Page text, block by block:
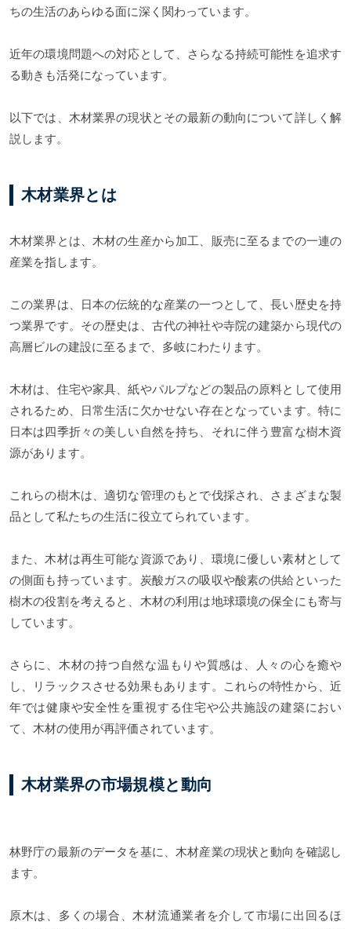
ちの生活のあらゆる面に深く関わっています。
近年の環境問題への対応として、さらなる持続可能性を追求す
る動きも活発になっています。
以下では、木材業界の現状とその最新の動向について詳しく解
説します。
木材業界とは
木材業界とは、木材の生産から加工、販売に至るまでの一連の
産業を指します。
この業界は、日本の伝統的な産業の一つとして、長い歴史を持
つ業界です。その歴史は、古代の神社や寺院の建築から現代の
高層ビルの建設に至るまで、多岐にわたります。
木材は、住宅や家具、紙やパルプなどの製品の原料として使用
されるため、日常生活に欠かせない存在となっています。特に
日本は四季折々の美しい自然を持ち、それに伴う豊富な樹木資
源があります。
これらの樹木は、適切な管理のもとで伐採され、さまざまな製
品として私たちの生活に役立てられています。
また、木材は再生可能な資源であり、環境に優しい素材として
の側面も持っています。炭酸ガスの吸収や酸素の供給といった
樹木の役割を考えると、木材の利用は地球環境の保全にも寄与
しています。
さらに、木材の持つ自然な温もりや質感は、人々の心を癒や
し、リラックスさせる効果もあります。これらの特性から、近
年では健康や安全性を重視する住宅や公共施設の建築におい
て、木材の使用が再評価されています。
木材業界の市場規模と動向
林野庁の最新のデータを基に、木材産業の現状と動向を確認し
ます。
原木は、多くの場合、木材流通業者を介して市場に出回るほ